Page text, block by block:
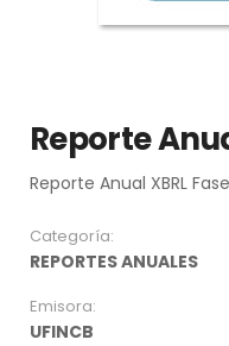
Reporte
Reporte Anual XBRL
Categoría:
REPORTES ANUALES
Emisora:
UFINCB